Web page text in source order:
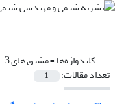
کلیدواژه‌ها =مشتق های 3
تعداد مقالات: 1